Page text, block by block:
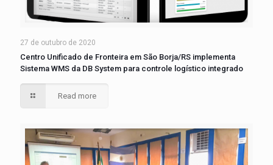
27 de outubro de 2020
Centro Unificado de Fronteira em São Borja/RS implementa
Sistema WMS da DB System para controle logístico integrado
Read more